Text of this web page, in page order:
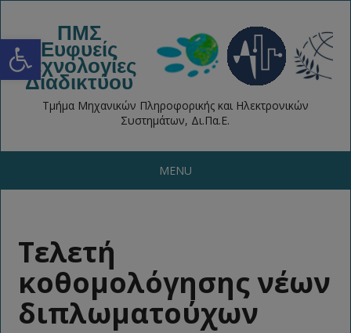
Open toolbar ΠΜΣ
Ευφυείς
Τεχνολογίες
Διαδικτύου
Τμήμα Μηχανικών Πληροφορικής και Ηλεκτρονικών
Συστημάτων, Δι.Πα.Ε.
MENU
Τελετή
κοθομολόγησης νέων
διπλωματούχων